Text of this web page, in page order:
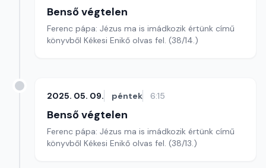
Benső végtelen
Ferenc pápa: Jézus ma is imádkozik értünk című
könyvből Kékesi Enikő olvas fel. (38/14.)
2025. 05. 09. péntek 6:15
Benső végtelen
Ferenc pápa: Jézus ma is imádkozik értünk című
könyvből Kékesi Enikő olvas fel. (38/13.)